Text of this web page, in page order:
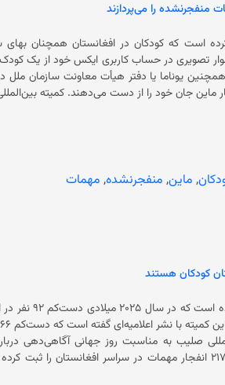
را می‌پردازند
است که کودکان در افغانستان همچنان
امروز (یک‌شنبه، ۳۰ حمل) با نشر نوار تصویری در حساب کاربری ایکس
خود را از دست داده، این موضوع را مطرح کرده است. همچنین یوناما یا دفتر هیأت
بود که ماهانه حدود ۵۰ کودک در
افغانستان، از جامعه‌ی جهانی خواسته بود که
, ماین, منفجرنشده, مهمات
کمیته بین‌المللی
تشکیل می‌دهند. کمیته بین‌المللی صلیب به مناسبت روز جهانی